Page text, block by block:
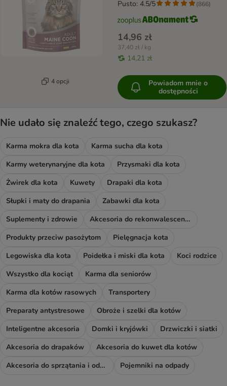
4 opcji
14,96 zł
37,40 zł / kg
14,21 zł
Pusto: 4.5/5 (866)
Powiadom mnie o
dostępności
Nie udało się znaleźć tego, czego szukasz?
Karma mokra dla kota
Karma sucha dla kota
Karmy weterynaryjne dla kota
Przysmaki dla kota
Żwirek dla kota
Kuwety
Drapaki dla kota
Słupki i maty do drapania
Zabawki dla kota
Suplementy i zdrowie
Akcesoria do rekonwalescencji
Produkty przeciw pasożytom
Pielęgnacja kota
Legowiska dla kota
Poidełka i miski dla kota
Koci rodzice
Wszystko dla kociąt
Karma dla seniorów
Karma dla kotów rasowych
Transportery
Preparaty antystresowe
Obroże i szelki dla kotów
Inteligentne akcesoria
Domki i kryjówki
Drzwiczki i siatki
Akcesoria do drapaków
Akcesoria do kuwet dla kotów
Akcesoria do sprzątania i odświeżacze
Pojemniki na odpady